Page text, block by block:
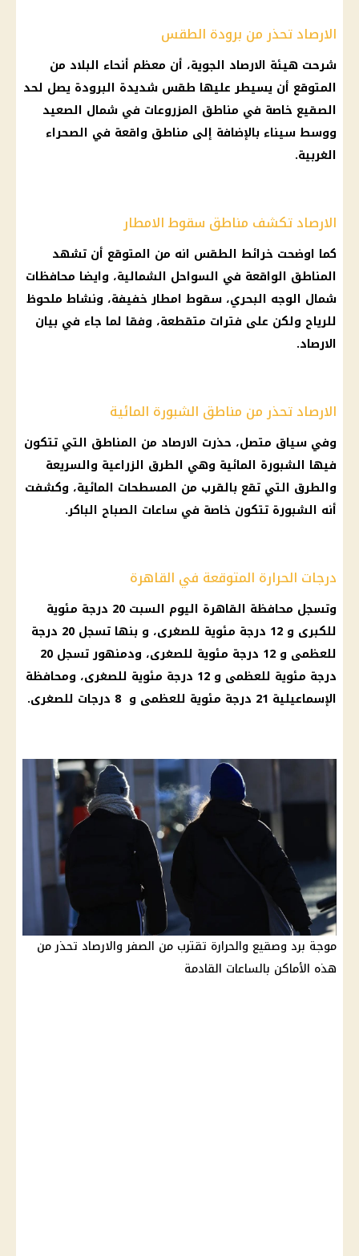
الارصاد تحذر من برودة الطقس
شرحت هيئة الارصاد الجوية، أن معظم أنحاء البلاد من
المتوقع أن يسيطر عليها طقس شديدة البرودة يصل لحد
الصقيع خاصة في مناطق المزروعات في شمال الصعيد
ووسط سيناء بالإضافة إلى مناطق واقعة في الصحراء
الغربية.
الارصاد تكشف مناطق سقوط الامطار
كما اوضحت خرائط الطقس انه من المتوقع أن تشهد
المناطق الواقعة في السواحل الشمالية، وايضا محافظات
شمال الوجه البحري، سقوط امطار خفيفة، ونشاط ملحوظ
للرياح ولكن على فترات متقطعة، وفقا لما جاء في بيان
الارصاد.
الارصاد تحذر من مناطق الشبورة المائية
وفي سياق متصل، حذرت الارصاد من المناطق التي تتكون
فيها الشبورة المائية وهي الطرق الزراعية والسريعة
والطرق التي تقع بالقرب من المسطحات المائية، وكشفت
أنه الشبورة تتكون خاصة في ساعات الصباح الباكر.
درجات الحرارة المتوقعة في القاهرة
وتسجل محافظة القاهرة اليوم السبت 20 درجة مئوية
للكبرى و 12 درجة مئوية للصغرى، و بنها تسجل 20 درجة
للعظمى و 12 درجة مئوية للصغرى، ودمنهور تسجل 20
درجة مئوية للعظمى و 12 درجة مئوية للصغرى، ومحافظة
الإسماعيلية 21 درجة مئوية للعظمى و 8 درجات للصغرى.
موجة برد وصقيع والحرارة تقترب من الصفر والارصاد تحذر من
هذه الأماكن بالساعات القادمة